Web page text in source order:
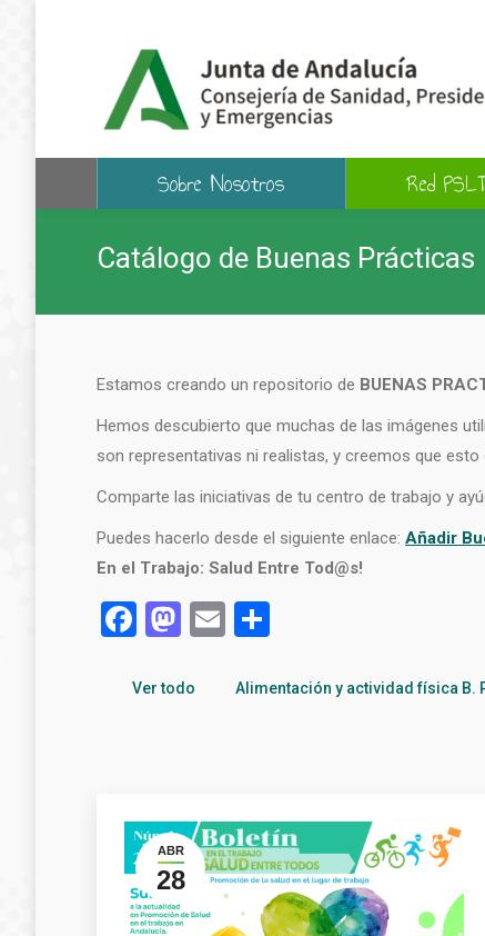
Sobre Nosotros Red
Catálogo de Buenas Prácticas
Estamos creando un repositorio de BUENAS
Hemos descubierto que muchas de las imágenes
son representativas ni realistas, y creemos que
Comparte las iniciativas de tu centro de trabajo y
Puedes hacerlo desde el siguiente enlace: Añadir
En el Trabajo: Salud Entre Tod@s!
Facebook
Mastodon
Email
Ver todo Alimentación y actividad física B.
ABR
28